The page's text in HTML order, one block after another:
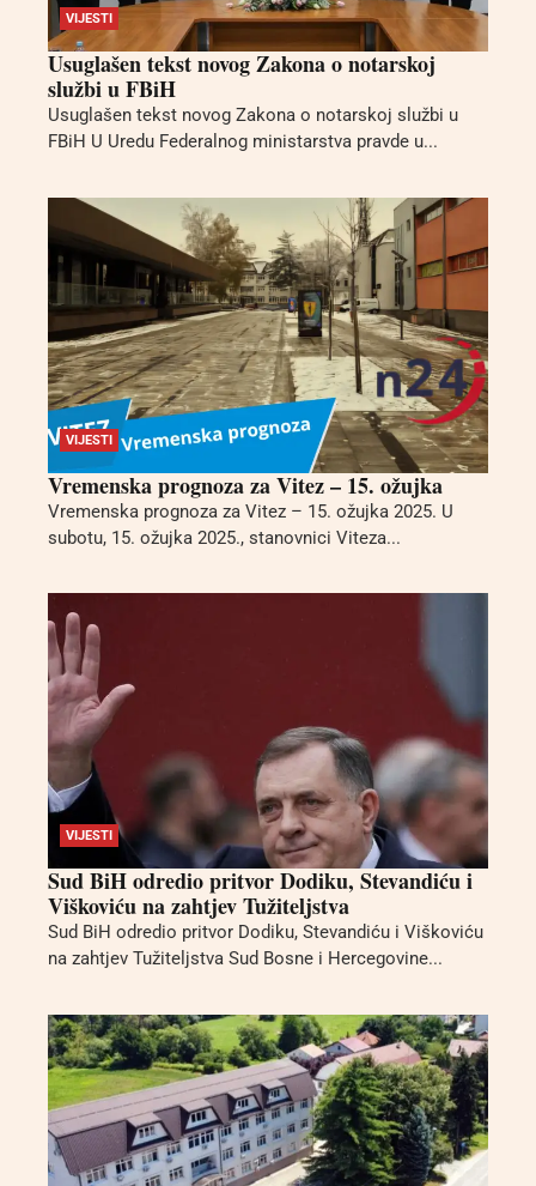
VIJESTI
Usuglašen tekst novog Zakona o notarskoj
službi u FBiH
Usuglašen tekst novog Zakona o notarskoj službi u
FBiH U Uredu Federalnog ministarstva pravde u...
VIJESTI
Vremenska prognoza za Vitez – 15. ožujka
Vremenska prognoza za Vitez – 15. ožujka 2025. U
subotu, 15. ožujka 2025., stanovnici Viteza...
VIJESTI
Sud BiH odredio pritvor Dodiku, Stevandiću i
Viškoviću na zahtjev Tužiteljstva
Sud BiH odredio pritvor Dodiku, Stevandiću i Viškoviću
na zahtjev Tužiteljstva Sud Bosne i Hercegovine...